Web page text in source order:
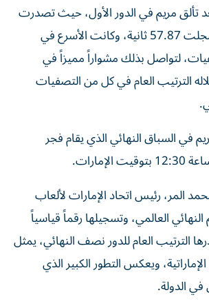
تألق مريم في الدور الأول، حيث تصدرت
مجموعتها أيضاً وسجلت 57.87 ثانية، وكانت الأسرع في
لتواصل بذلك مشواراً مميزاً في
الترتيب العام في كل من التصفيات
في السباق النهائي الذي يقام فجر
المر، رئيس اتحاد الإمارات لألعاب
العالمي، وتسجيلها رقماً قياسياً
الترتيب العام للدور نصف النهائي، يمثل
ويعكس التطور الكبير الذي
الدولة.